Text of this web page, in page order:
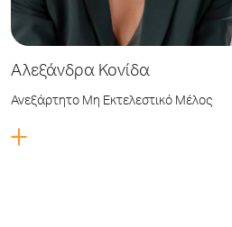
Αλεξάνδρα Κονίδα
Ανεξάρτητο Μη Εκτελεστικό Μέλος